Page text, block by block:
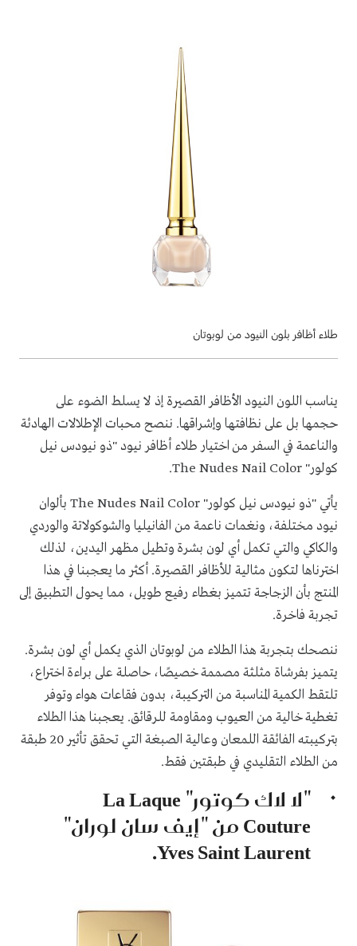
طلاء أظافر بلون النيود من لوبوتان
يناسب اللون النيود الأظافر القصيرة إذ لا يسلط الضوء على
حجمها بل على نظافتها وإشراقها. ننصح محبات الإطلالات الهادئة
والناعمة في السفر من اختيار طلاء أظافر نيود "ذو نيودس نيل
كولور" The Nudes Nail Color
.
يأتي "ذو نيودس نيل كولور" The Nudes Nail Color بألوان
نيود مختلفة، ونغمات ناعمة من الفانيليا والشوكولاتة والوردي
والكاكي والتي تكمل أي لون بشرة وتطيل مظهر اليدين، لذلك
اخترناها لتكون مثالية للأظافر القصيرة. أكثر ما يعجبنا في هذا
المنتج بأن الزجاجة تتميز بغطاء رفيع طويل، مما يحول التطبيق إلى
تجربة فاخرة.
ننصحك بتجربة هذا الطلاء من لوبوتان الذي يكمل أي لون بشرة.
يتميز بفرشاة مثلثة مصممة خصيصًا، حاصلة على براءة اختراع،
تلتقط الكمية المناسبة من التركيبة، بدون فقاعات هواء وتوفر
تغطية خالية من العيوب ومقاومة للرقائق. يعجبنا هذا الطلاء
بتركيبته الفائقة اللمعان وعالية الصبغة التي تحقق تأثير 20 طبقة
من الطلاء التقليدي في طبقتين فقط.
"لا لاك كوتور"La Laque
Coutureمن "إيف سان لوران"
Yves Saint Laurent
.